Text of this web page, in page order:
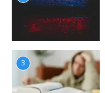
3